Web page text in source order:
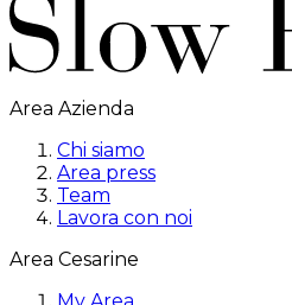
Area Azienda
Chi siamo
Area press
Team
Lavora con noi
Area Cesarine